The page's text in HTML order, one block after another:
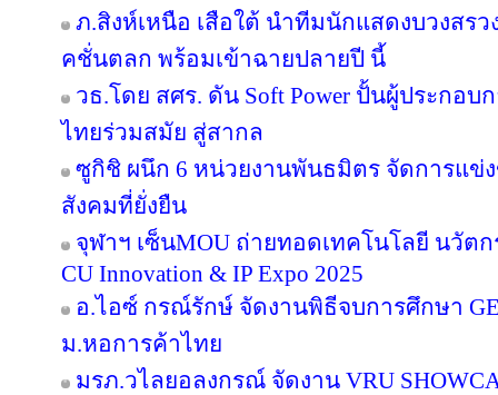
ภ.สิงห์เหนือ เสือใต้ นำทีมนักแสดงบวงสร
คชั่นตลก พร้อมเข้าฉายปลายปี นี้
วธ.โดย สศร. ดัน Soft Power ปั้นผู้ประกอ
ไทยร่วมสมัย สู่สากล
ซูกิชิ ผนึก 6 หน่วยงานพันธมิตร จัดการแ
สังคมที่ยั่งยืน
จุฬาฯ เซ็นMOU ถ่ายทอดเทคโนโลยี นวัต
CU Innovation & IP Expo 2025
อ.ไอซ์ กรณ์รักษ์ จัดงานพิธีจบการศึกษา
ม.หอการค้าไทย
มรภ.วไลยอลงกรณ์ จัดงาน VRU